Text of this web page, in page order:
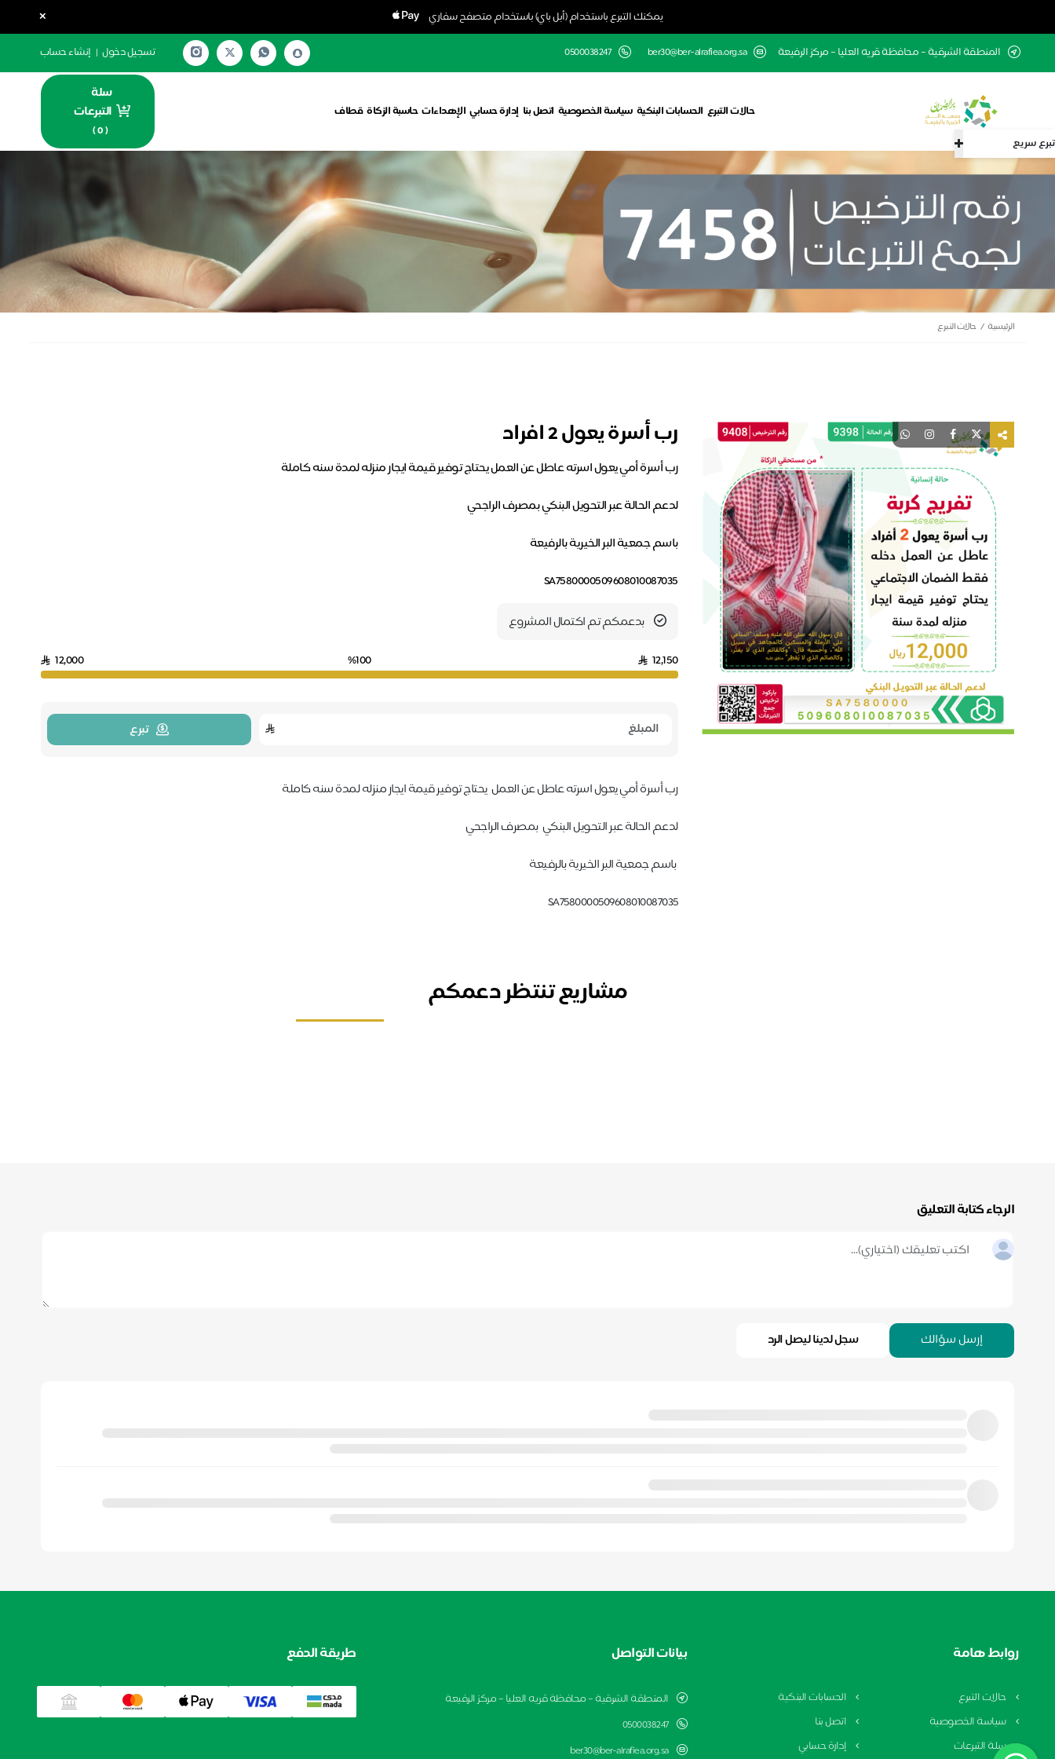
يمكنك التبرع باستخدام (أبل باي) باستخدام متصفح سفاري ×
تبرع سريع
المنطقة الشرقية – محافظة قريه العليا – مركز الرفيعة ber30@ber-alrafiea.org.sa
0500038247 تسجيل دخول | إنشاء حساب
حالات التبرع الحسابات البنكية سياسة الخصوصية اتصل بنا إدارة حسابي الإهداءات حاسبة الزكاة قطاف
سلة
التبرعات
(
0
)
الرئيسية حالات التبرع
رب أسرة يعول 2 افراد
SA7580000509608010087035
بدعمكم تم اكتمال المشروع
12,150
%100
12,000
تبرع
رب أسرة أمي يعول اسرته عاطل عن العمل يحتاج توفير قيمة ايجار منزله لمدة سنه كاملة
لدعم الحالة عبر التحويل البنكي بمصرف الراجحي
باسم جمعية البر الخيرية بالرفيعة
SA7580000509608010087035
مشاريع تنتظر دعمكم
الرجاء كتابة التعليق
إرسل سؤالك سجل لدينا ليصل الرد
روابط هامة
حالات التبرع
الحسابات البنكية
سياسة الخصوصية
اتصل بنا
سلة التبرعات
إدارة حسابي
بيانات التواصل
المنطقة الشرقية – محافظة قريه العليا – مركز الرفيعة
0500038247
ber30@ber-alrafiea.org.sa
طريقة الدفع